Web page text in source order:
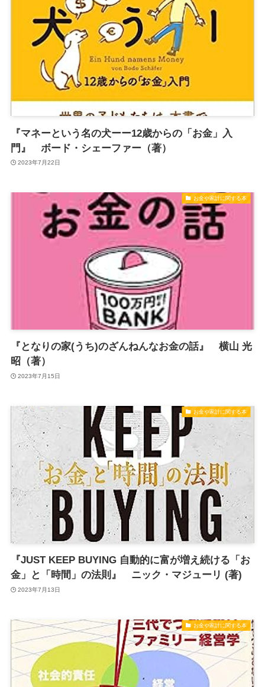
『マネーという名の犬ーー12歳からの「お金」入
門』 ボード・シェーファー（著）
2023年7月22日
お金や家計に関する本
『となりの家(うち)のざんねんなお金の話』 横山 光
昭（著）
2023年7月15日
お金や家計に関する本
『JUST KEEP BUYING 自動的に富が増え続ける「お
金」と「時間」の法則』 ニック・マジューリ (著)
2023年7月13日
お金や家計に関する本